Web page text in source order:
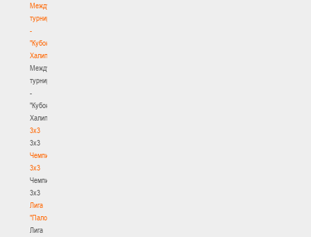
Международный
турнир
-
"Кубок
Халипского"
Международный
турнир
-
"Кубок
Халипского"
3x3
3x3
Чемпионат
3х3
Чемпионат
3х3
Лига
"Палова"
Лига